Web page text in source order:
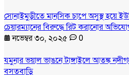
সোনাইমুড়ীতে মানসিক চাপে অসুস্থ হয়ে
চেয়ারম্যানের বিরুদ্ধে রিট করানোর
নভেম্বর ৩০, ২০২৫
0
যমুনার ভয়াল ভাঙনে টাঙ্গাইলে আতঙ্ক
বসতবাড়ি